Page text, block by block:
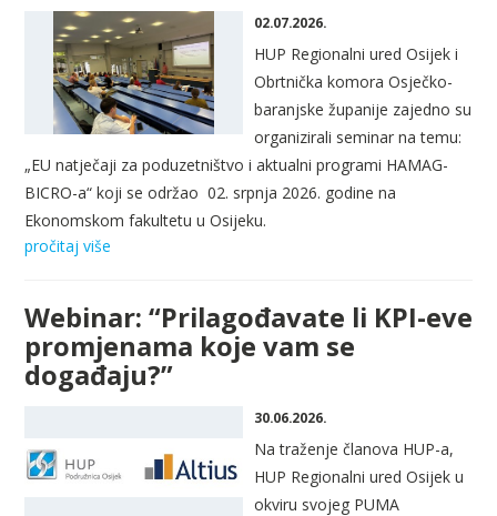
02.07.2026.
HUP Regionalni ured Osijek i
Obrtnička komora Osječko-
baranjske županije zajedno su
organizirali seminar na temu:
„EU natječaji za poduzetništvo i aktualni programi HAMAG-
BICRO-a“ koji se održao 02. srpnja 2026. godine na
Ekonomskom fakultetu u Osijeku.
pročitaj više
Webinar: “Prilagođavate li KPI-eve
promjenama koje vam se
događaju?”
30.06.2026.
Na traženje članova HUP-a,
HUP Regionalni ured Osijek u
okviru svojeg PUMA